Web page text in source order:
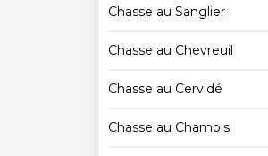
Chasse au Sanglier
Chasse au Chevreuil
Chasse au Cervidé
Chasse au Chamois